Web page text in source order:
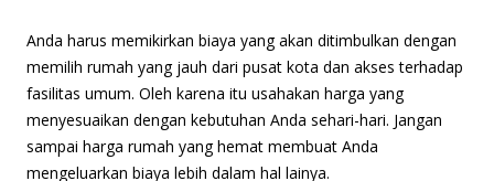
Anda harus memikirkan biaya yang akan ditimbulkan dengan
memilih rumah yang jauh dari pusat kota dan akses terhadap
fasilitas umum. Oleh karena itu usahakan harga yang
menyesuaikan dengan kebutuhan Anda sehari-hari. Jangan
sampai harga rumah yang hemat membuat Anda
mengeluarkan biaya lebih dalam hal lainya.